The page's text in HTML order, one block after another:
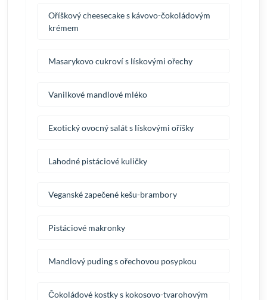
Oříškový cheesecake s kávovo-čokoládovým
krémem
Masarykovo cukroví s lískovými ořechy
Vanilkové mandlové mléko
Exotický ovocný salát s lískovými oříšky
Lahodné pistáciové kuličky
Veganské zapečené kešu-brambory
Pistáciové makronky
Mandlový puding s ořechovou posypkou
Čokoládové kostky s kokosovo-tvarohovým